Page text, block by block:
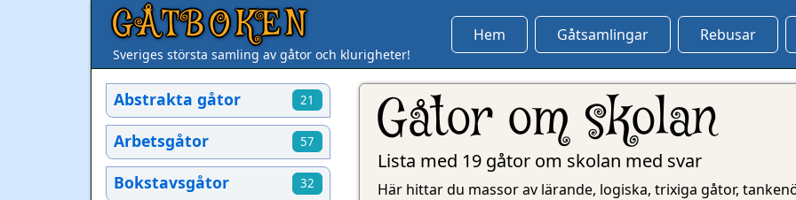
GÅTBOKEN
Sveriges största samling av gåtor och klurigheter!
Hem Gåtsamlingar Rebusar
Abstrakta gåtor 21
Arbetsgåtor 57
Bokstavsgåtor 32
Gåtor om skolan
Lista med 19 gåtor om skolan med svar
Här hittar du massor av lärande, logiska, trixiga gåtor,